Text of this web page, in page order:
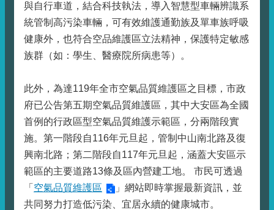
與自行車道，結合科技執法，導入智慧型車輛辨識系
統管制高污染車輛，可有效維護通勤族及單車族呼吸
健康外，也符合空品維護區立法精神，保護特定敏感
族群（如：學生、醫療院所病患等）。
此外，為達119年全市空氣品質維護區之目標，市政
府已公告第五期空氣品質維護區，其中大安區為全國
首例的行政區型空氣品質維護示範區，分兩階段實
施。第一階段自116年元旦起，管制中山南北路及復
興南北路；第二階段自117年元旦起，涵蓋大安區示
範區的主要道路13條及區內營建工地。 市民可透過
「 空氣品質維護區
」網站即時掌握最新資訊，並
共同努力打造低污染、宜居永續的健康城市。